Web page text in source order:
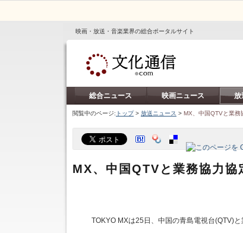
映画・放送・音楽業界の総合ポータルサイト
総合ニュース 映画ニュース 放
閲覧中のページ: トップ> 放送ニュース > MX、中国QTVと業務
MX、中国QTVと業務協力協
TOKYO MXは25日、中国の青島電視台(QTV)